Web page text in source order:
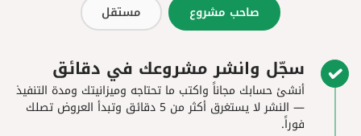
صاحب مشروع مستقل
سجّل وانشر مشروعك في دقائق
أنشئ حسابك مجاناً واكتب ما تحتاجه وميزانيتك ومدة التنفيذ
— النشر لا يستغرق أكثر من 5 دقائق وتبدأ العروض تصلك
فوراً.